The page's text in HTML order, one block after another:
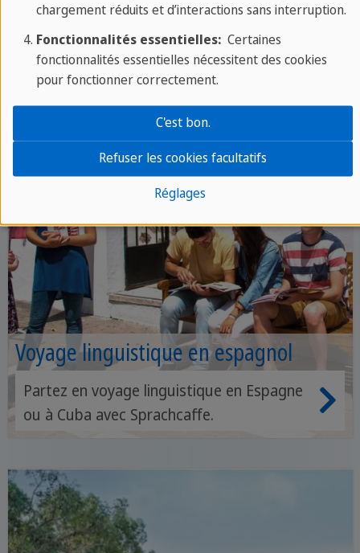
Voyage linguistique en espagnol
Partez en voyage linguistique en Espagne
ou à Cuba avec Sprachcaffe.
chargement réduits et d’interactions sans interruption.
Fonctionnalités essentielles:Certaines
fonctionnalités essentielles nécessitent des cookies
pour fonctionner correctement.
Réglages
Refuser les cookies facultatifs
C'est bon.